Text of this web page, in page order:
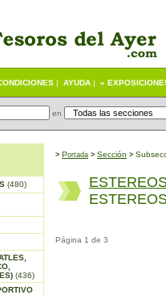
| AYUDA | «
en
(480)
(436)
> Portada > Sección >
Página 1 de 3